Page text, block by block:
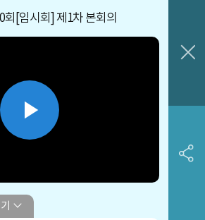
회[임시회] 제1차 본회의
Play
Video